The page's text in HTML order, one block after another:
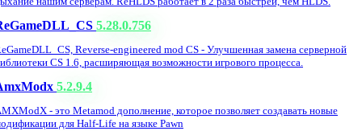
5.28.0.756
Reverse-engineered mod CS - Улучшенная замена серверной
CS 1.6, расширяющая возможности игрового процесса.
5.2.9.4
- это Metamod дополнение, которое позволяет создавать новые
для Half-Life на языке Pawn